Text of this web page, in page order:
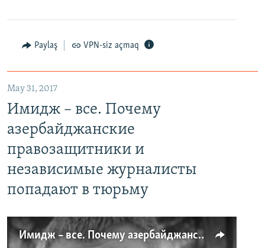
Paylaş VPN-siz açmaq
May 31, 2017
Имидж – все. Почему
азербайджанские
правозащитники и
независимые журналисты
попадают в тюрьму
Имидж – все. Почему азербайджанские правозащитники и независимые журналисты попадают в тюрьму